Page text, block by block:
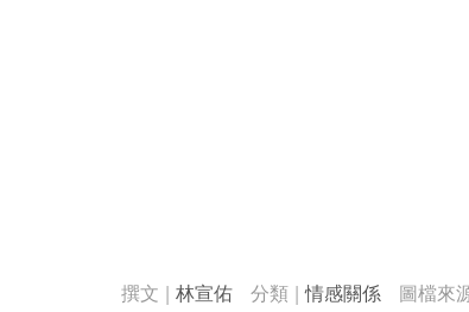
林宣佑 情感關係